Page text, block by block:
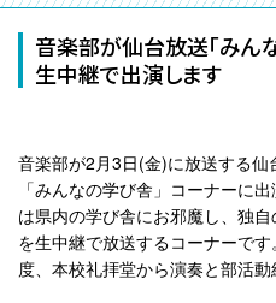
音楽部が仙台放送「みん
生中継で出演します
音楽部が2月3日(金)に放送する
「みんなの学び舎」コーナーに
は県内の学び舎にお邪魔し、独
を生中継で放送するコーナーで
度、本校礼拝堂から演奏と部活動